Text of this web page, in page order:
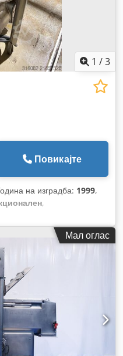
1 /3
Повикајте
на изградба: 1999,
,
Мал оглас